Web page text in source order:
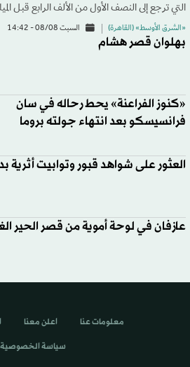
التي ترجع إلى النصف الأول من الألف الرابع قبل
«الشرق الأوسط» (القاهرة) السبت 08/08 - 14:42
بهلوان قصر هشام
«كنوز الفراعنة» يحط رحاله في سان
فرانسيسكو بعد انتهاء جولته بروما
العثور على شواهد قبور وتوابيت أثرية
عازفان في لوحة أموية من قصر الحير
معلومات عنا اعلن معنا
سياسة الخصوصية